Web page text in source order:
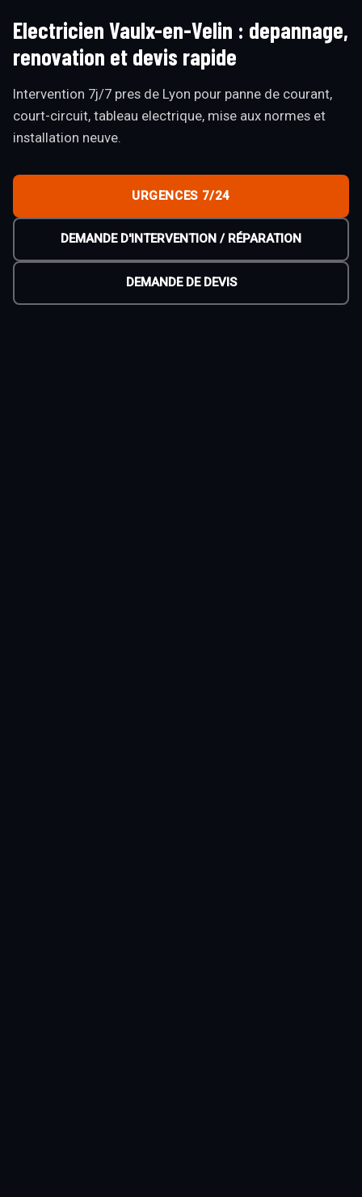
Electricien Vaulx-en-Velin : depannage,
renovation et devis rapide
Intervention 7j/7 pres de Lyon pour panne de courant,
court-circuit, tableau electrique, mise aux normes et
installation neuve.
URGENCES 7/24
DEMANDE D'INTERVENTION / RÉPARATION
DEMANDE DE DEVIS